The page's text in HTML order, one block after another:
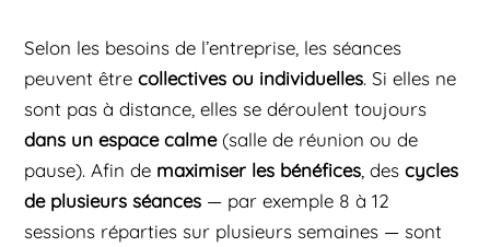
Selon les besoins de l’entreprise, les séances
peuvent êtrecollectives ou individuelles. Si elles ne
sont pas à distance, elles se déroulent toujours
dans un espace calme(salle de réunion ou de
pause). Afin de maximiser les bénéfices , descycles
de plusieurs séances — par exemple 8 à 12
sessions réparties sur plusieurs semaines — sont